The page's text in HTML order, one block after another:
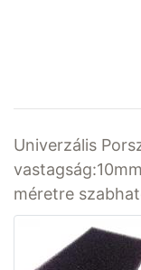
Univerzális
méretre